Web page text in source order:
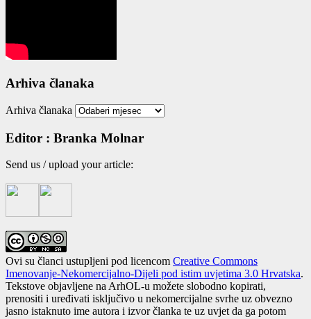
Arhiva članaka
Arhiva članaka
Editor : Branka Molnar
Send us / uplo­ad your arti­cle:
Ovi su članci ustupljeni pod licencom Creative Commons
Imenovanje-Nekomercijalno-Dijeli pod istim uvjetima 3.0 Hrvatska.
Tekstove objavljene na ArhOL-u možete slobodno kopirati,
prenositi i uređivati isključivo u nekomercijalne svrhe uz obvezno
jasno istaknuto ime autora i izvor članka te uz uvjet da ga potom